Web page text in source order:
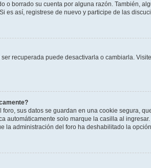
o borrado su cuenta por alguna razón. También,
es así, registrese de nuevo y participe de las
recuperada puede desactivarla o cambiarla.
sus datos se guardan en una cookie segura,
automáticamente solo marque la casilla al
la administración del foro ha deshabilitado la